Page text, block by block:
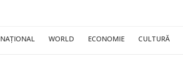
NAȚIONAL WORLD ECONOMIE CULTURĂ